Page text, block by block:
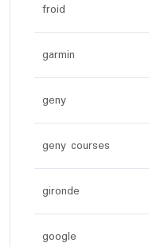
froid
garmin
geny
geny courses
gironde
google